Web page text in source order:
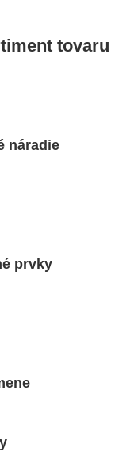
tovaru
náradie
prvky